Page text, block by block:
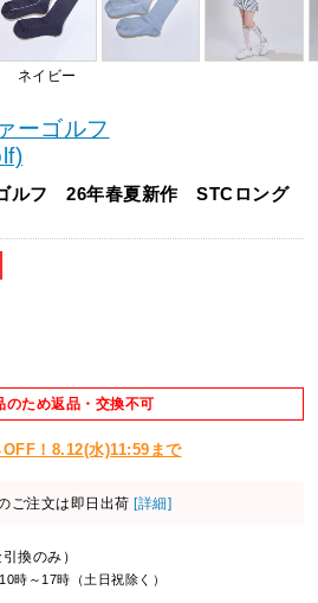
ネイビー
ーゴルフ
ルフ 26年春夏新作 STCロング
のため返品・交換不可
！8.12(水)11:59まで
ご注文は即日出荷 [詳細]
換のみ）
時～17時（土日祝除く）